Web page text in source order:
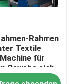
Rahmen
Textile
für
Gewebe sich
Trockner